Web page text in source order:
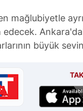
mağlubiyetle
edecek.
büyük